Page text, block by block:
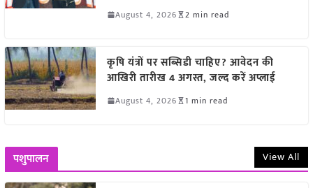
August 4, 2026 2 min read
कृषि यंत्रों पर सब्सिडी चाहिए? आवेदन की
आखिरी तारीख 4 अगस्त, जल्द करें अप्लाई
August 4, 2026 1 min read
पशुपालन View All